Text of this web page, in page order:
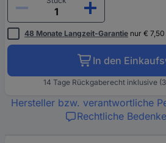
48 Monate Langzeit-Garantie nur € 7,50
In den
14 Tage Rückgaberecht inklusive
Hersteller bzw. verantwortliche
Rechtliche